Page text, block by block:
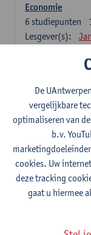
Economie
6 studiepunten
Lesgever(s):
Domein 3.
Accountancy
6studiepunten
Lesgever(s):
Domein 6.
Beschrijvende
3studiepunten
De
vergelijkbare
optimaliseren van
b.v.
cookies. Uw
deze tracking
gaat u hiermee